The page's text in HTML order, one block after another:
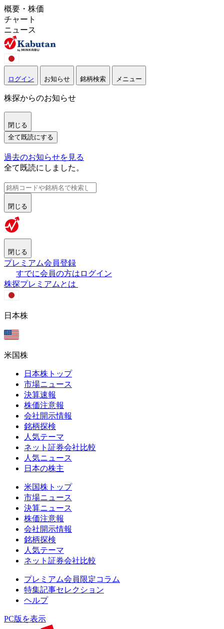
概要・株価
チャート
ニュース
ログイン お知らせ 銘柄検索 メニュー
株探からのお知らせ
閉じる
全て既読にする
過去のお知らせを見る
全て既読にしました。
閉じる
閉じる
プレミアム会員登録
すでに会員の方はログイン
株探プレミアムとは
日本株
米国株
日本株トップ
市場ニュース
決算速報
株価注意報
会社開示情報
銘柄探検
人気テーマ
ネット証券会社比較
人気ニュース
日本の株主
米国株トップ
市場ニュース
決算ニュース
株価注意報
会社開示情報
銘柄探検
人気テーマ
ネット証券会社比較
プレミアム会員限定コラム
特集記事セレクション
ヘルプ
PC版を表示